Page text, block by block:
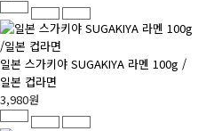
일본 스가키야 SUGAKIYA 라멘 100g /
일본 컵라면
3,980원